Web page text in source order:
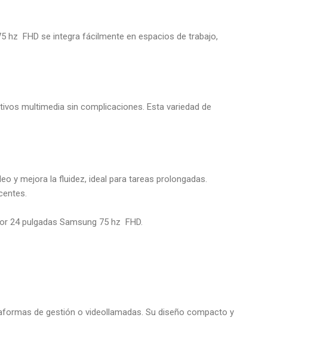
hz FHD se integra fácilmente en espacios de trabajo,
multimedia sin complicaciones. Esta variedad de
y mejora la fluidez, ideal para tareas prolongadas.
24 pulgadas Samsung 75 hz FHD.
de gestión o videollamadas. Su diseño compacto y